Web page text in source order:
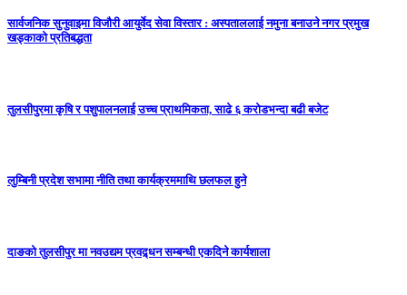
सार्वजनिक सुनुवाइमा विजाैरी आयुर्वेद सेवा विस्तार : अस्पताललाई नमुना बनाउने नगर प्रमुख
खड्काकाे प्रतिबद्धता
तुलसीपुरमा कृषि र पशुपालनलाई उच्च प्राथमिकता, साढे ६ करोडभन्दा बढी बजेट
लुम्बिनी प्रदेश सभामा नीति तथा कार्यक्रममाथि छलफल हुने
दाङको तुलसीपुर मा नवउद्यम प्रवद्र्धन सम्बन्धी एकदिने कार्यशाला